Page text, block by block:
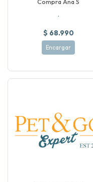
Compra Ana S
.
$ 68.990
Encargar